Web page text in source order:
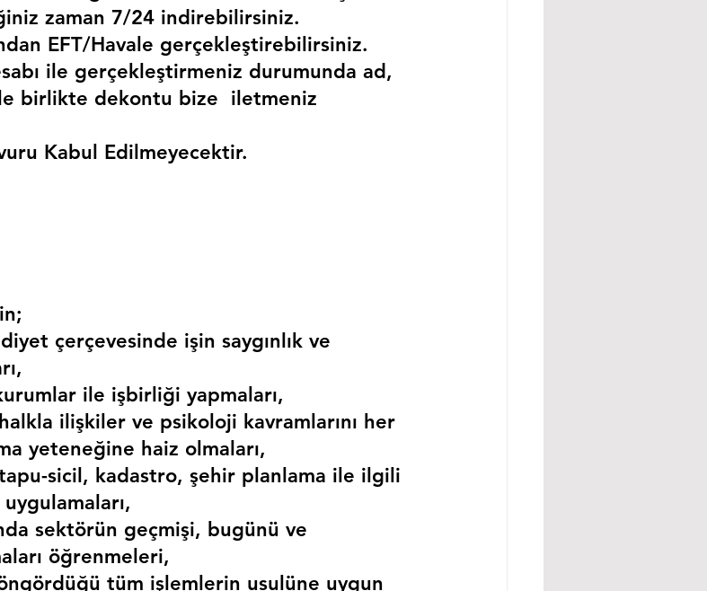
zaman 7/24 indirebilirsiniz.
EFT/Havale gerçekleştirebilirsiniz.
ile gerçekleştirmeniz durumunda ad,
birlikte dekontu bize  iletmeniz
Kabul Edilmeyecektir.
çerçevesinde işin saygınlık ve
ile işbirliği yapmaları,
ilişkiler ve psikoloji kavramlarını her
yeteneğine haiz olmaları,
sicil, kadastro, şehir planlama ile ilgili
sektörün geçmişi, bugünü ve
öğrenmeleri,
tüm işlemlerin usulüne uygun